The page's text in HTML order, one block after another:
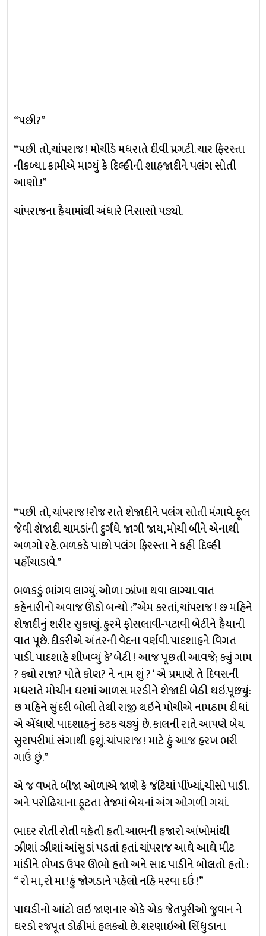
“પછી?”
“પછી તો,ચાંપરાજ ! મોચીડે મધરાતે દીવી પ્રગટી. ચાર ફિરસ્તા
નીકળ્યા. કામીએ માગ્યું કે દિલ્હીની શાહજાદીને પલંગ સોતી
આણો.!”
ચાંપરાજના હૈયામાંથી અંધારે નિસાસો પડ્યો.
“પછી તો, ચાંપરાજ !રોજ રાતે શેજાદીને પલંગ સોતી મંગાવે. ફૂલ
જેવી શૅજાદી ચામડાંની દુર્ગંધે જાગી જાય, મોચી બીને એનાથી
અળગો રહે. ભળકડે પાછો પલંગ ફિરસ્તા ને કહી દિલ્હી
પહોંચાડાવે.”
ભળકડું ભાંગવ લાગ્યું. ઓળા ઝાંખા થવા લાગ્યા. વાત
કહેનારીનો અવાજ ઊંડો બન્યો :”એમ કરતાં, ચાંપરાજ ! છ મહિને
શેજાદીનું શરીર સુકાણું. હુરમે ફોસલાવી-પટાવી બેટીને હૈયાની
વાત પૂછે. દીકરીએ અંતરની વેદના વર્ણવી. પાદશાહને વિગત
પાડી. પાદશાહે શીખવ્યું કે’ બેટી ! આજ પૂછતી આવજે; ક્યું ગામ
? ક્યો રાજા? પોતે કોણ? ને નામ શું ? ‘ એ પ્રમાણે તે દિવસની
મધરાતે મોચીન ઘરમાં આળસ મરડીને શેજાદી બેઠી થઇ.પૂછ્યું:
છ મહિને સુંદરી બોલી તેથી રાજી થઇને મોચીએ નામઠામ દીધાં.
એ એંધાણે પાદશાહનું કટક ચડ્યું છે. કાલની રાતે આપણે બેય
સુરાપરીમાં સંગાથી હશું. ચાંપારાજ ! માટે હું આજ હરખ ભરી
ગાઉં છું.”
એ જ વખતે બીજા ઓળાએ જાણે કે જંટિયાં પીંખ્યાં,ચીસો પાડી.
અને પરોઢિયાના ફૂટતા તેજમાં બેયનાં અંગ ઓગળી ગયાં.
ભાદર રોતી રોતી વહેતી હતી. આભની હજારો આંખોમાંથી
ઝીણાં ઝીણાં આંસુડાં પડતાં હતાં. ચાંપરાજ આઘે આઘે મીટ
માંડીને ભેખડ ઉપર ઊભો હતો અને સાદ પાડીને બોલતો હતો :
“ રો મા, રો મા !હું જોગડાને પહેલો નહિ મરવા દઉં !”
પાઘડીનો આંટો લઇ જાણનાર એકે એક જેતપુરીઓ જુવાન ને
ઘરડો રજપૂત ડોઢીમાં હલક્યો છે. શરણાઇઓ સિંધુડાના